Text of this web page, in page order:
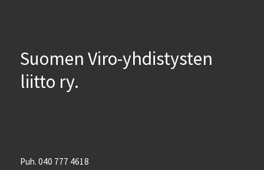
Suomen Viro-yhdistysten
liitto ry.
Puh. 040 777 4618